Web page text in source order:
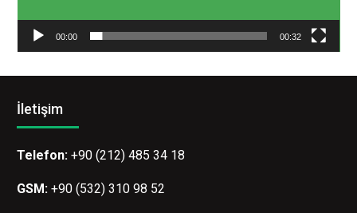
00:00 00:32
İletişim
Telefon: +90 (212) 485 34 18
GSM: +90 (532) 310 98 52